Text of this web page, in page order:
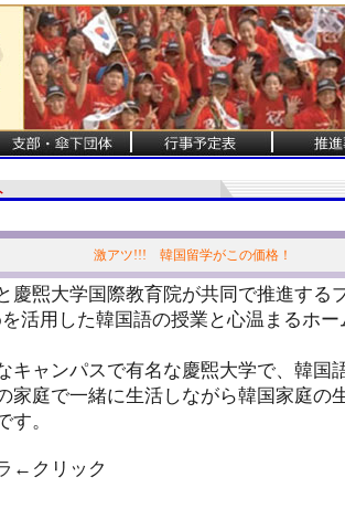
激アツ!!! 韓国留学がこの価格！
慶煕大学国際教育院が共同で推進する
活用した韓国語の授業と心温まるホ
キャンパスで有名な慶煕大学で、韓国
家庭で一緒に生活しながら韓国家庭の
す。
←クリック